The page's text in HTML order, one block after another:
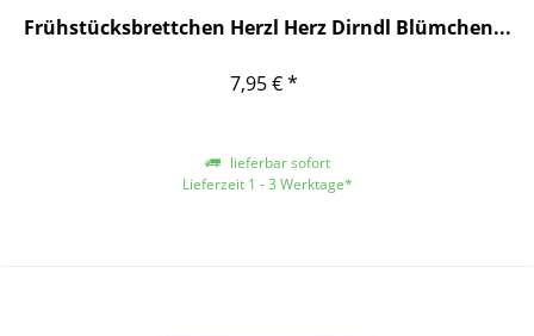
Frühstücksbrettchen Herzl Herz Dirndl Blümchen...
7,95 € *
lieferbar sofort
Lieferzeit 1 - 3 Werktage*